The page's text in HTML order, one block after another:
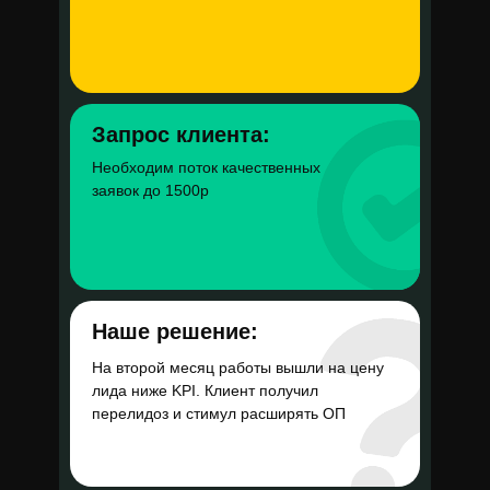
400 000 руб
Цена подписчика
(закрытый канал)
На второй месяц работы вышли на цену
лида ниже KPI. Клиент получил
перелидоз и стимул расширять ОП
Наше решение:
Необходим поток качественных
заявок до 1500р
Запрос клиента: